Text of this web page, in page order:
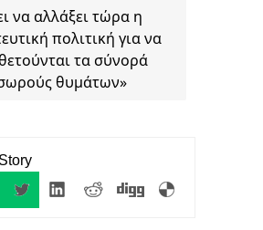
να αλλάξει τώρα η
πολιτική για να
τα σύνορά
θυμάτων»